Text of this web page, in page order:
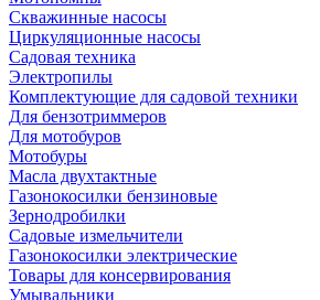
Скважинные насосы
Циркуляционные насосы
Садовая техника
Электропилы
Комплектующие для садовой техники
Для бензотриммеров
Для мотобуров
Мотобуры
Масла двухтактные
Газонокосилки бензиновые
Зернодробилки
Садовые измельчители
Газонокосилки электрические
Товары для консервирования
Умывальники